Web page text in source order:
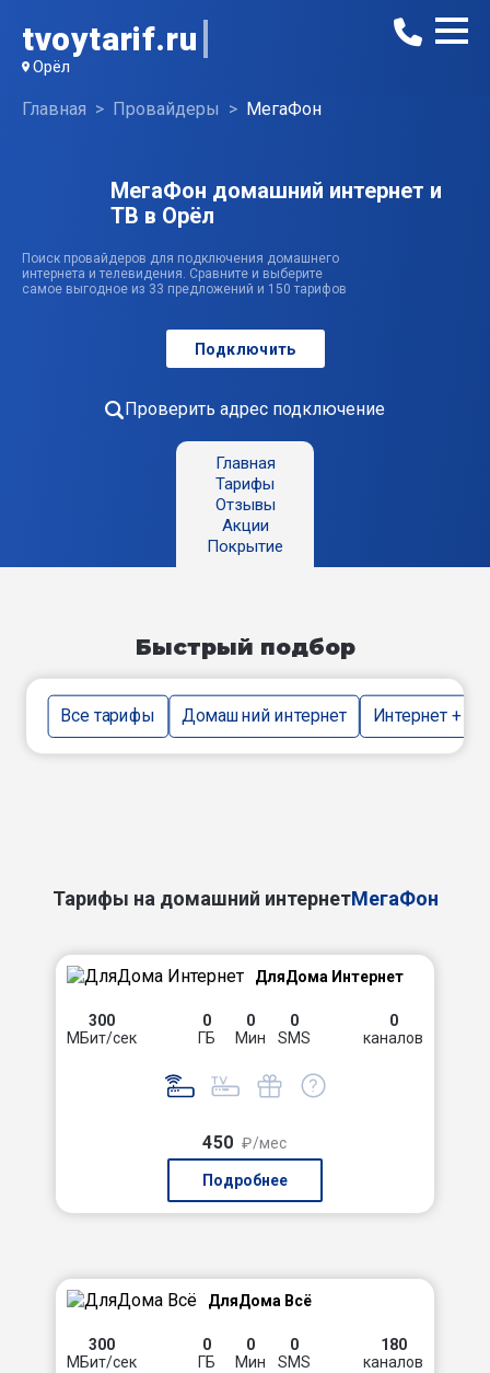
tvoytarif.ru
Орёл
Главная Провайдеры МегаФон
МегаФон домашний интернет и
ТВ в Орёл
Поиск провайдеров для подключения домашнего
интернета и телевидения. Сравните и выберите
самое выгодное из 33 предложений и 150 тарифов
Подключить
Проверить адрес подключение
Главная
Тарифы
Отзывы
Акции
Покрытие
Быстрый подбор
Все тарифы Домашний интернет Интернет + тв
Тарифы на домашний интернетМегаФон
ДляДома Интернет
300
МБит/сек
0
ГБ
0
Мин
0
SMS
0
каналов
450 ₽/мес
Подробнее
ДляДома Всё
300
МБит/сек
0
ГБ
0
Мин
0
SMS
180
каналов